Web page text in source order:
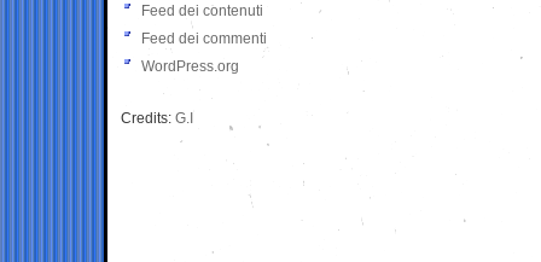
Feed dei contenuti
Feed dei commenti
WordPress.org
Credits: G.I